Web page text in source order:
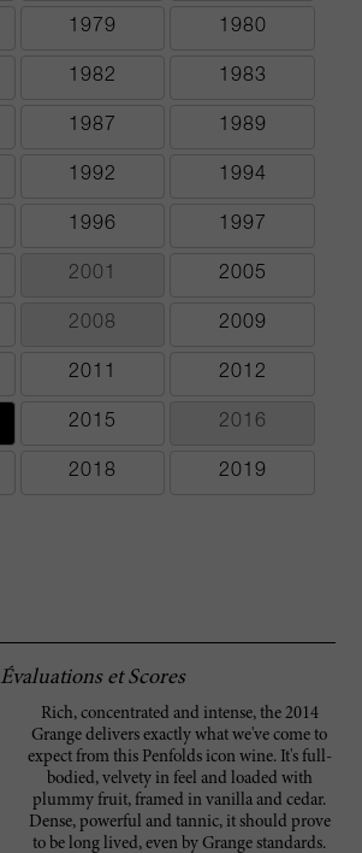
1979 1980
1982 1983
1987 1989
1992 1994
1996 1997
2001 2005
2008 2009
2011 2012
2015 2016
2018 2019
Évaluations et Scores
Rich, concentrated and intense, the 2014
Grange delivers exactly what we've come to
expect from this Penfolds icon wine. It's full-
bodied, velvety in feel and loaded with
plummy fruit, framed in vanilla and cedar.
Dense, powerful and tannic, it should prove
to be long lived, even by Grange standards.